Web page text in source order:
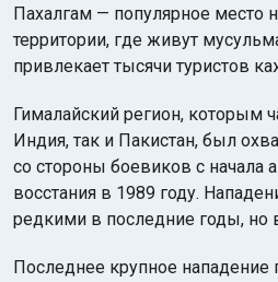
Пахалгам — популярное место
территории, где живут
привлекает тысячи туристов
Гималайский регион, которым
Индия, так и Пакистан, был
со стороны боевиков с начала
восстания в 1989 году.
редкими в последние годы, но
Последнее крупное